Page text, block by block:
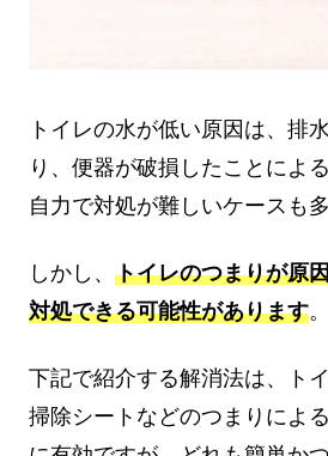
トイレの水が低い原因は、排
り、便器が破損したことによ
自力で対処が難しいケースも
しかし、 トイレのつまりが原
対処できる可能性があります。
下記で紹介する解消法は、ト
掃除シートなどのつまりによ